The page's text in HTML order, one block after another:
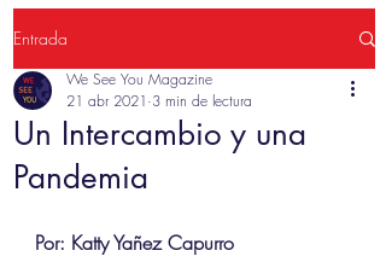
Entrada
Un Intercambio y una
Pandemia
We See You Magazine
21 abr 2021 3 min de lectura
Por: Katty Yañez Capurro